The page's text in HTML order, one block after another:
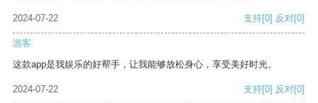
2024-07-22 支持[0] 反对[0]
游客
这款app是我娱乐的好帮手，让我能够放松身心，享受美好时光。
2024-07-22 支持[0] 反对[0]